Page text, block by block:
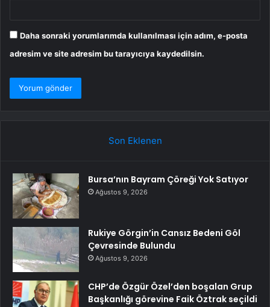
Daha sonraki yorumlarımda kullanılması için adım, e-posta
adresim ve site adresim bu tarayıcıya kaydedilsin.
Son Eklenen
Bursa’nın Bayram Çöreği Yok Satıyor
Ağustos 9, 2026
Rukiye Görgin’in Cansız Bedeni Göl
Çevresinde Bulundu
Ağustos 9, 2026
CHP’de Özgür Özel’den boşalan Grup
Başkanlığı görevine Faik Öztrak seçildi